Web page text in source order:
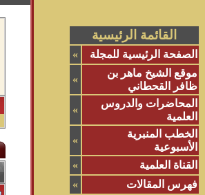
القائمة الرئيسية
الصفحة الرئيسية للمجلة
»
موقع الشيخ ماهر بن
ظافر القحطاني
»
المحاضرات والدروس
العلمية
»
الخطب المنبرية
الأسبوعية
»
القناة العلمية
»
فهرس المقالات
»